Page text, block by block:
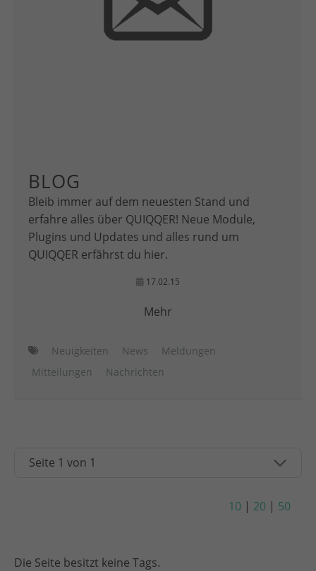
BLOG
Bleib immer auf dem neuesten Stand und
erfahre alles über QUIQQER! Neue Module,
Plugins und Updates und alles rund um
QUIQQER erfährst du hier.
17.02.15
Mehr
Neuigkeiten News
Meldungen
Mitteilungen
Nachrichten
10 | 20 | 50
Die Seite besitzt keine Tags.